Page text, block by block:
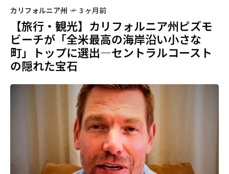
カリフォルニア州 3 ヶ月前
【旅行・観光】カリフォルニア州ピズモ
ビーチが「全米最高の海岸沿い小さな
町」トップに選出―セントラルコースト
の隠れた宝石